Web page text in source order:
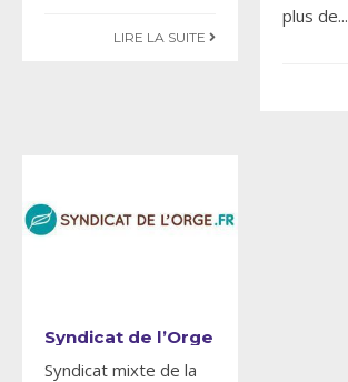
LIRE LA SUITE
plus de...
Syndicat de l’Orge
Syndicat mixte de la